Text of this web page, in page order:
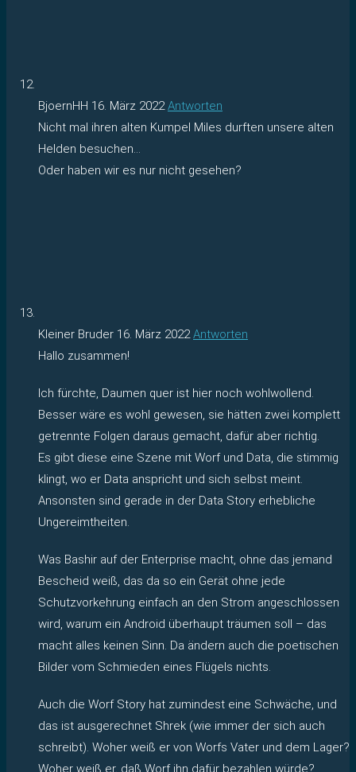
BjoernHH 16. März 2022 Antworten
Nicht mal ihren alten Kumpel Miles durften unsere alten
Helden besuchen…
Oder haben wir es nur nicht gesehen?
Kleiner Bruder 16. März 2022 Antworten
Hallo zusammen!
Ich fürchte, Daumen quer ist hier noch wohlwollend.
Besser wäre es wohl gewesen, sie hätten zwei komplett
getrennte Folgen daraus gemacht, dafür aber richtig.
Es gibt diese eine Szene mit Worf und Data, die stimmig
klingt, wo er Data anspricht und sich selbst meint.
Ansonsten sind gerade in der Data Story erhebliche
Ungereimtheiten.
Was Bashir auf der Enterprise macht, ohne das jemand
Bescheid weiß, das da so ein Gerät ohne jede
Schutzvorkehrung einfach an den Strom angeschlossen
wird, warum ein Android überhaupt träumen soll – das
macht alles keinen Sinn. Da ändern auch die poetischen
Bilder vom Schmieden eines Flügels nichts.
Auch die Worf Story hat zumindest eine Schwäche, und
das ist ausgerechnet Shrek (wie immer der sich auch
schreibt). Woher weiß er von Worfs Vater und dem Lager?
Woher weiß er, daß Worf ihn dafür bezahlen würde?